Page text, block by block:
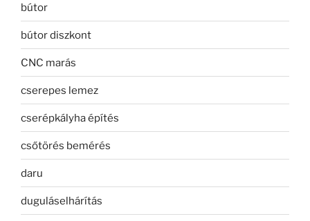
bútor
bútor diszkont
CNC marás
cserepes lemez
cserépkályha építés
csőtörés bemérés
daru
duguláselhárítás